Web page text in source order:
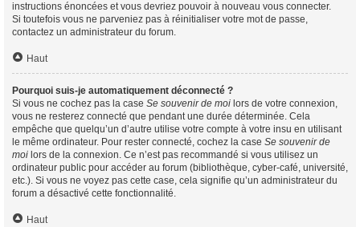
instructions énoncées et vous devriez pouvoir à nouveau vous connecter.
Si toutefois vous ne parveniez pas à réinitialiser votre mot de passe,
contactez un administrateur du forum.
Haut
Pourquoi suis-je automatiquement déconnecté ?
Si vous ne cochez pas la case Se souvenir de moi lors de votre connexion,
vous ne resterez connecté que pendant une durée déterminée. Cela
empêche que quelqu’un d’autre utilise votre compte à votre insu en utilisant
le même ordinateur. Pour rester connecté, cochez la case Se souvenir de
moi lors de la connexion. Ce n’est pas recommandé si vous utilisez un
ordinateur public pour accéder au forum (bibliothèque, cyber-café, université,
etc.). Si vous ne voyez pas cette case, cela signifie qu’un administrateur du
forum a désactivé cette fonctionnalité.
Haut